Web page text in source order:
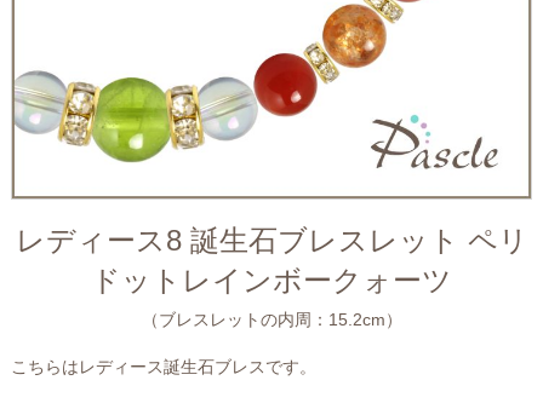
レディース8 誕生石ブレスレット ペリ
ドットレインボークォーツ
（ブレスレットの内周：15.2cm）
こちらはレディース誕生石ブレスです。